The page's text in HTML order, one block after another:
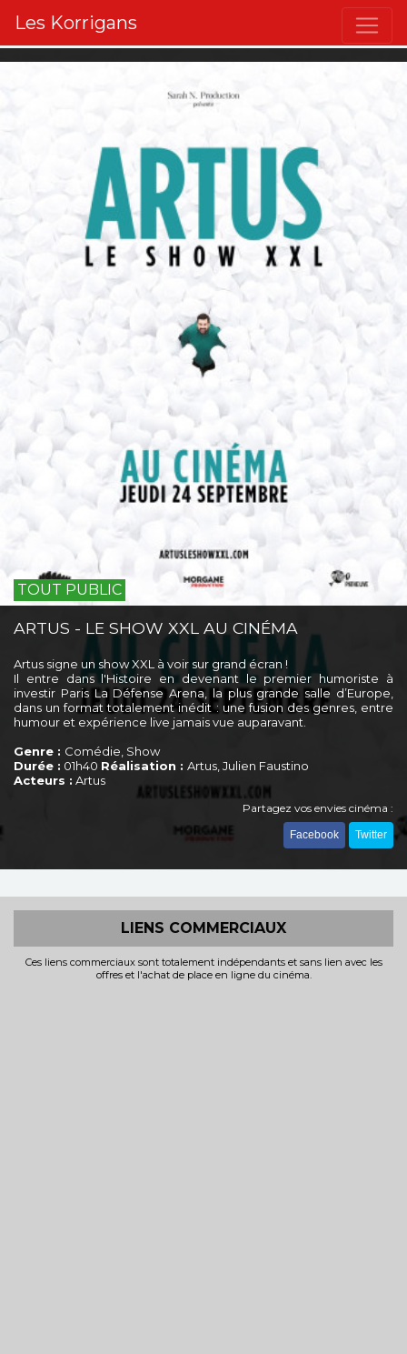
Les Korrigans
TOUT PUBLIC
ARTUS - LE SHOW XXL AU CINÉMA
Artus signe un show XXL à voir sur grand écran !
Il entre dans l'Histoire en devenant le premier humoriste à
investir Paris La Défense Arena, la plus grande salle d’Europe,
dans un format totalement inédit : une fusion des genres, entre
humour et expérience live jamais vue auparavant.
Genre : Comédie, Show
Durée : 01h40 Réalisation : Artus, Julien Faustino
Acteurs : Artus
Partagez vos envies cinéma :
Facebook Twitter
LIENS COMMERCIAUX
Ces liens commerciaux sont totalement indépendants et sans lien avec les
offres et l'achat de place en ligne du cinéma.